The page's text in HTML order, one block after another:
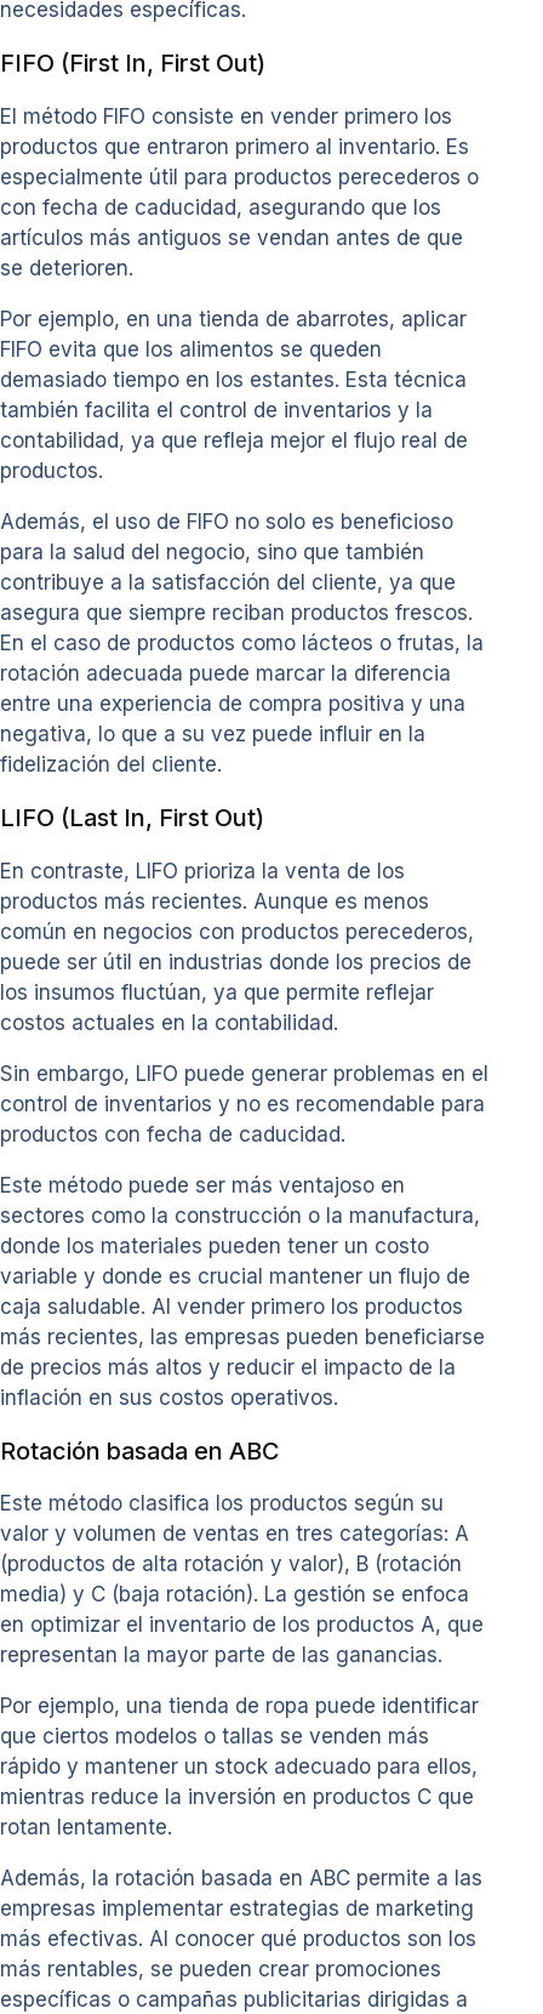
necesidades específicas.
FIFO (First In, First Out)
El método FIFO consiste en vender primero los
productos que entraron primero al inventario. Es
especialmente útil para productos perecederos o
con fecha de caducidad, asegurando que los
artículos más antiguos se vendan antes de que
se deterioren.
Por ejemplo, en una tienda de abarrotes, aplicar
FIFO evita que los alimentos se queden
demasiado tiempo en los estantes. Esta técnica
también facilita el control de inventarios y la
contabilidad, ya que refleja mejor el flujo real de
productos.
Además, el uso de FIFO no solo es beneficioso
para la salud del negocio, sino que también
contribuye a la satisfacción del cliente, ya que
asegura que siempre reciban productos frescos.
En el caso de productos como lácteos o frutas, la
rotación adecuada puede marcar la diferencia
entre una experiencia de compra positiva y una
negativa, lo que a su vez puede influir en la
fidelización del cliente.
LIFO (Last In, First Out)
En contraste, LIFO prioriza la venta de los
productos más recientes. Aunque es menos
común en negocios con productos perecederos,
puede ser útil en industrias donde los precios de
los insumos fluctúan, ya que permite reflejar
costos actuales en la contabilidad.
Sin embargo, LIFO puede generar problemas en el
control de inventarios y no es recomendable para
productos con fecha de caducidad.
Este método puede ser más ventajoso en
sectores como la construcción o la manufactura,
donde los materiales pueden tener un costo
variable y donde es crucial mantener un flujo de
caja saludable. Al vender primero los productos
más recientes, las empresas pueden beneficiarse
de precios más altos y reducir el impacto de la
inflación en sus costos operativos.
Rotación basada en ABC
Este método clasifica los productos según su
valor y volumen de ventas en tres categorías: A
(productos de alta rotación y valor), B (rotación
media) y C (baja rotación). La gestión se enfoca
en optimizar el inventario de los productos A, que
representan la mayor parte de las ganancias.
Por ejemplo, una tienda de ropa puede identificar
que ciertos modelos o tallas se venden más
rápido y mantener un stock adecuado para ellos,
mientras reduce la inversión en productos C que
rotan lentamente.
Además, la rotación basada en ABC permite a las
empresas implementar estrategias de marketing
más efectivas. Al conocer qué productos son los
más rentables, se pueden crear promociones
específicas o campañas publicitarias dirigidas a